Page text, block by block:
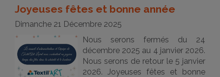
Joyeuses fêtes et bonne année
Dimanche 21 Décembre 2025
Nous serons fermés du 24
décembre 2025 au 4 janvier 2026.
Nous serons de retour le 5 janvier
2026. Joyeuses fêtes et bonne